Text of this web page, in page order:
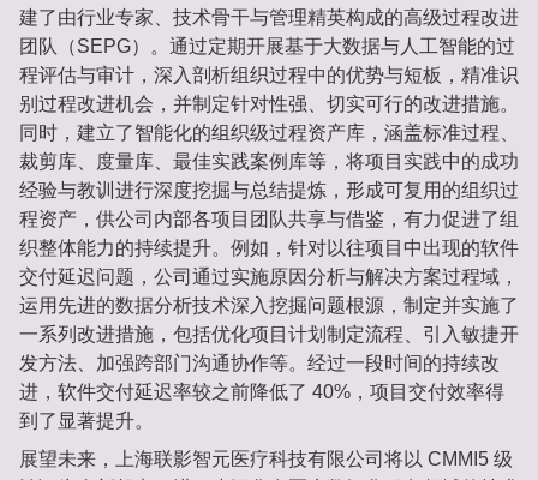
建了由行业专家、技术骨干与管理精英构成的高级过程改进
团队（SEPG）。通过定期开展基于大数据与人工智能的过
程评估与审计，深入剖析组织过程中的优势与短板，精准识
别过程改进机会，并制定针对性强、切实可行的改进措施。
同时，建立了智能化的组织级过程资产库，涵盖标准过程、
裁剪库、度量库、最佳实践案例库等，将项目实践中的成功
经验与教训进行深度挖掘与总结提炼，形成可复用的组织过
程资产，供公司内部各项目团队共享与借鉴，有力促进了组
织整体能力的持续提升。例如，针对以往项目中出现的软件
交付延迟问题，公司通过实施原因分析与解决方案过程域，
运用先进的数据分析技术深入挖掘问题根源，制定并实施了
一系列改进措施，包括优化项目计划制定流程、引入敏捷开
发方法、加强跨部门沟通协作等。经过一段时间的持续改
进，软件交付延迟率较之前降低了 40%，项目交付效率得
到了显著提升。
展望未来，上海联影智元医疗科技有限公司将以 CMMI5 级